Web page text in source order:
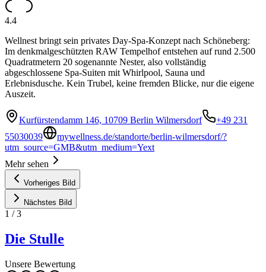
4.4
Wellnest bringt sein privates Day-Spa-Konzept nach Schöneberg:
Im denkmalgeschützten RAW Tempelhof entstehen auf rund 2.500
Quadratmetern 20 sogenannte Nester, also vollständig
abgeschlossene Spa-Suiten mit Whirlpool, Sauna und
Erlebnisdusche. Kein Trubel, keine fremden Blicke, nur die eigene
Auszeit.
Kurfürstendamm 146, 10709 Berlin Wilmersdorf
+49 231
55030039
mywellness.de/standorte/berlin-wilmersdorf/?
utm_source=GMB&utm_medium=Yext
Mehr sehen
Vorheriges Bild
Nächstes Bild
1 /3
Die Stulle
Unsere Bewertung